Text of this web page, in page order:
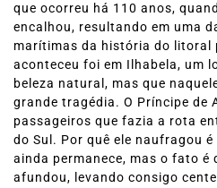
que ocorreu há 110 anos,
encalhou, resultando em uma
marítimas da história do litoral
aconteceu foi em Ilhabela, um
beleza natural, mas que
grande tragédia. O Príncipe de
passageiros que fazia a rota
do Sul. Por quê ele naufragou
ainda permanece, mas o fato é
afundou, levando consigo